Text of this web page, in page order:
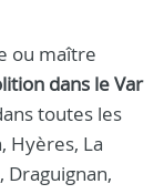
ou maître
dans le Var
toutes les
Hyères, La
Draguignan,